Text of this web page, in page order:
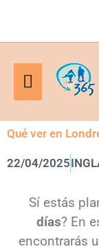
Menú
principal
Qué ver en
22/04/2025
Sí estás
días? En
encontrarás